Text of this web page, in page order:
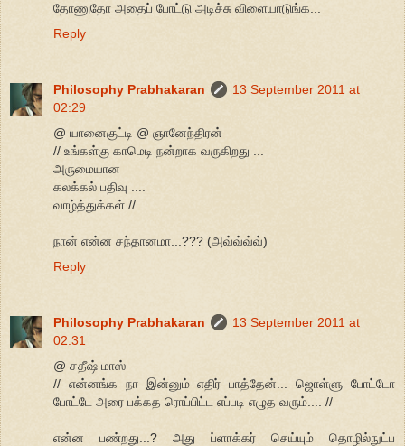
தோணுதோ அதைப் போட்டு அடிச்சு விளையாடுங்க...
Reply
Philosophy Prabhakaran
13 September 2011 at
02:29
@ யானைகுட்டி @ ஞானேந்திரன்
// உங்கள்கு காமெடி நன்றாக வருகிறது ...
அருமையான
கலக்கல் பதிவு ....
வாழ்த்துக்கள் //
நான் என்ன சந்தானமா...??? (அவ்வ்வ்வ்)
Reply
Philosophy Prabhakaran
13 September 2011 at
02:31
@ சதீஷ் மாஸ்
// என்னங்க நா இன்னும் எதிர் பாத்தேன்... ஜொள்ளு போட்டோ
போட்டே அரை பக்கத ரொப்பிட்ட எப்படி எழுத வரும்.... //
என்ன பண்றது...? அது ப்ளாக்கர் செய்யும் தொழில்நுட்ப